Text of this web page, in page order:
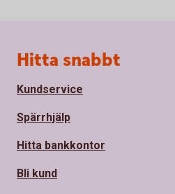
Sidfot
Hitta snabbt
Kundservice
Spärrhjälp
Hitta bankkontor
Bli kund